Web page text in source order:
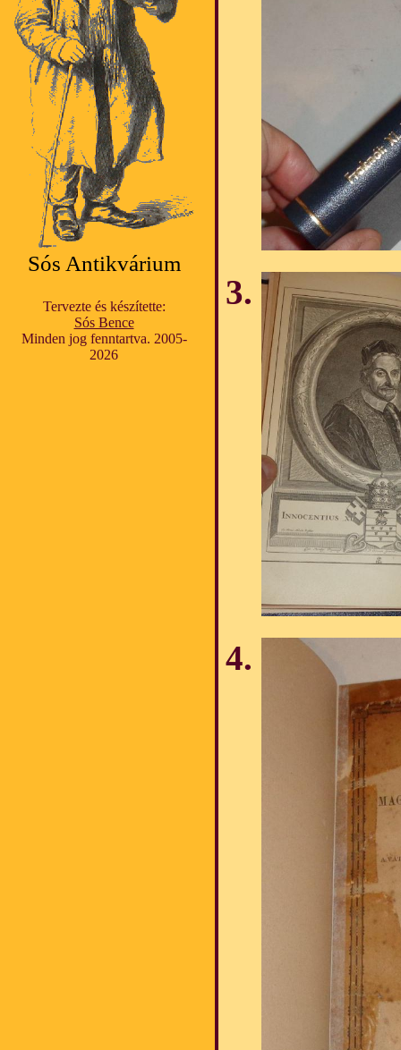
Sós Antikvárium
Tervezte és készítette:
Sós Bence
Minden jog fenntartva. 2005-
2026